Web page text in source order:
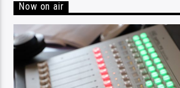
Now on air